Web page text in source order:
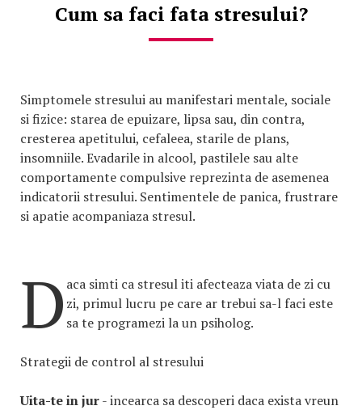
Cum sa faci fata stresului?
Simptomele stresului au manifestari mentale, sociale
si fizice: starea de epuizare, lipsa sau, din contra,
cresterea apetitului, cefaleea, starile de plans,
insomniile. Evadarile in alcool, pastilele sau alte
comportamente compulsive reprezinta de asemenea
indicatorii stresului. Sentimentele de panica, frustrare
si apatie acompaniaza stresul.
D aca simti ca stresul iti afecteaza viata de zi cu
zi, primul lucru pe care ar trebui sa-l faci este
sa te programezi la un psiholog.
Strategii de control al stresului
Uita-te in jur- incearca sa descoperi daca exista vreun